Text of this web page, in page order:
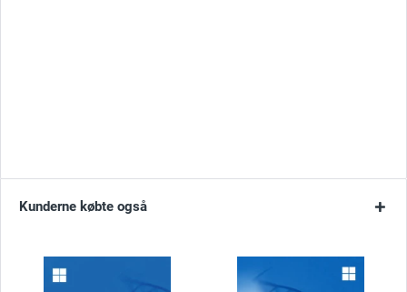
Kunderne købte også